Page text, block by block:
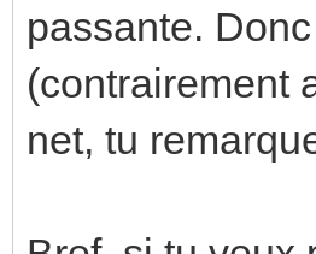
passante.
(contrairement
net, tu